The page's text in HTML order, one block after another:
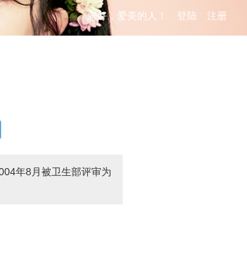
您好，爱美的人！ 登陆 注册
年8月被卫生部评审为